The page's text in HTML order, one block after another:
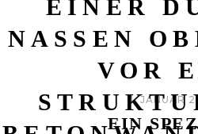
EINER
NASSEN
VOR
1. JANUAR
EIN